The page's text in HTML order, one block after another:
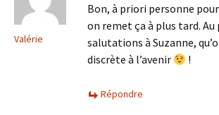
Valérie
Bon, à priori personne
on remet ça à plus tard. Au
salutations à Suzanne,
discrète à l’avenir
!
Répondre